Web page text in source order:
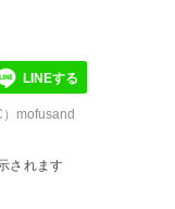
LINEする
mofusand
されます